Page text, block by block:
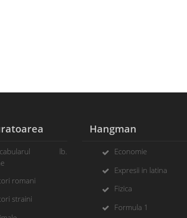
lb.
romani
straini
Hangman
Economie
Expresii in latina
Fizica
Formula 1